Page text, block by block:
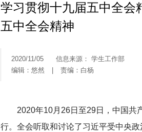
学习贯彻十九届五中全会
五中全会精神
2020/11/05
信息来源： 学生工作部
编辑：悠然
责编：白杨
2020年10月26日至29日，中国共
行。全会听取和讨论了习近平受中央